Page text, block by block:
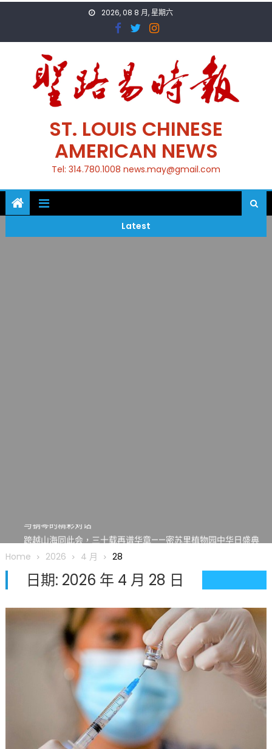
2026, 08 8 月, 星期六
ST. LOUIS CHINESE
AMERICAN NEWS
Tel: 314.780.1008 news.may@gmail.com
Latest
跨越山海同此会，三十载再谱华章——密苏里植物园中华日盛典
圆满举行
趣 + 水上竞速魅力
执掌密苏里植物园近四十年 致力推动全球植物多样性研究与中美
合作 Peter Raven 博士逝世 享年89岁
一晃三十年，初夏又相逢。中华日，等你来赴约 —— 密苏里植物
园“中华日三十周年特别报道（五）
筝声与琴韵交汇：刘励(Li Statler)与钢琴家Darek演绎一场古筝
与钢琴的精彩对话
Home 2026 4 月 28
日期: 2026 年 4 月 28 日